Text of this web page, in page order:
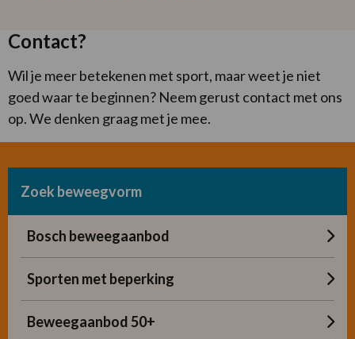
Contact?
Wil je meer betekenen met sport, maar weet je niet
goed waar te beginnen? Neem gerust contact met ons
op. We denken graag met je mee.
Zoek beweegvorm
Bosch beweegaanbod
Sporten met beperking
Beweegaanbod 50+